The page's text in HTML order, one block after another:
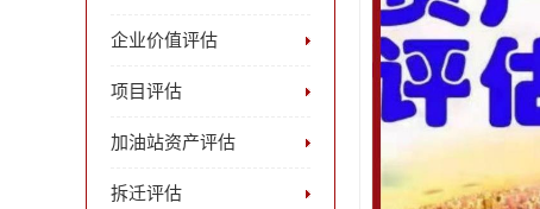
企业价值评估
项目评估
加油站资产评估
拆迁评估